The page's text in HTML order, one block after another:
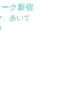
、歩いて